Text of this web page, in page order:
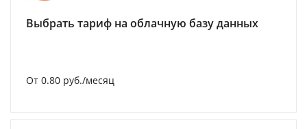
Выбрать тариф на облачную базу данных
От 0.80 руб./месяц